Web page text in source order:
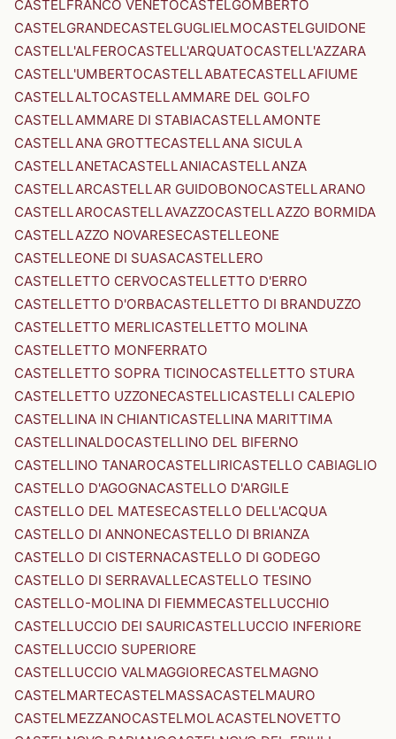
CASTELFRANCO VENETOCASTELGOMBERTO
CASTELGRANDECASTELGUGLIELMOCASTELGUIDONE
CASTELL'ALFEROCASTELL'ARQUATOCASTELL'AZZARA
CASTELL'UMBERTOCASTELLABATECASTELLAFIUME
CASTELLALTOCASTELLAMMARE DEL GOLFO
CASTELLAMMARE DI STABIACASTELLAMONTE
CASTELLANA GROTTECASTELLANA SICULA
CASTELLANETACASTELLANIACASTELLANZA
CASTELLARCASTELLAR GUIDOBONOCASTELLARANO
CASTELLAROCASTELLAVAZZOCASTELLAZZO BORMIDA
CASTELLAZZO NOVARESECASTELLEONE
CASTELLEONE DI SUASACASTELLERO
CASTELLETTO CERVOCASTELLETTO D'ERRO
CASTELLETTO D'ORBACASTELLETTO DI BRANDUZZO
CASTELLETTO MERLICASTELLETTO MOLINA
CASTELLETTO MONFERRATO
CASTELLETTO SOPRA TICINOCASTELLETTO STURA
CASTELLETTO UZZONECASTELLICASTELLI CALEPIO
CASTELLINA IN CHIANTICASTELLINA MARITTIMA
CASTELLINALDOCASTELLINO DEL BIFERNO
CASTELLINO TANAROCASTELLIRICASTELLO CABIAGLIO
CASTELLO D'AGOGNACASTELLO D'ARGILE
CASTELLO DEL MATESECASTELLO DELL'ACQUA
CASTELLO DI ANNONECASTELLO DI BRIANZA
CASTELLO DI CISTERNACASTELLO DI GODEGO
CASTELLO DI SERRAVALLECASTELLO TESINO
CASTELLO-MOLINA DI FIEMMECASTELLUCCHIO
CASTELLUCCIO DEI SAURICASTELLUCCIO INFERIORE
CASTELLUCCIO SUPERIORE
CASTELLUCCIO VALMAGGIORECASTELMAGNO
CASTELMARTECASTELMASSACASTELMAURO
CASTELMEZZANOCASTELMOLACASTELNOVETTO